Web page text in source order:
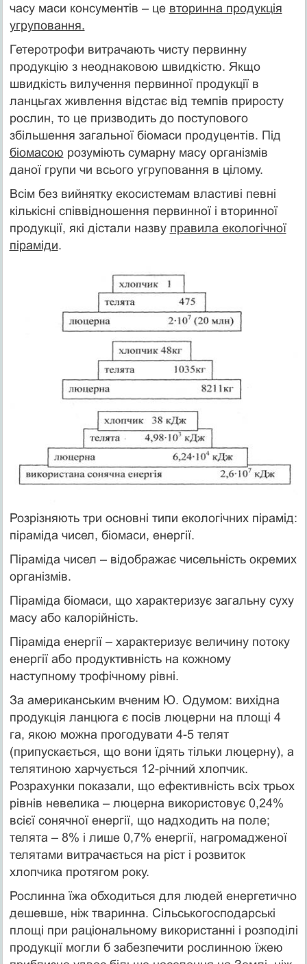
часу маси консументів – це вторинна продукція
угруповання.
Гетеротрофи витрачають чисту первинну
продукцію з неоднаковою швидкістю. Якщо
швидкість вилучення первинної продукції в
ланцьгах живлення відстає від темпів приросту
рослин, то це призводить до поступового
збільшення загальної біомаси продуцентів. Під
біомасою розуміють сумарну масу організмів
даної групи чи всього угруповання в цілому.
Всім без вийнятку екосистемам властиві певні
кількісні співвідношення первинної і вторинної
продукції, які дістали назву правила екологічної
піраміди.
Розрізняють три основні типи екологічних пірамід:
піраміда чисел, біомаси, енергії.
Піраміда чисел – відображає чисельність окремих
організмів.
Піраміда біомаси, що характеризує загальну суху
масу або калорійність.
Піраміда енергії – характеризує величину потоку
енергії або продуктивність на кожному
наступному трофічному рівні.
За американським вченим Ю. Одумом: вихідна
продукція ланцюга є посів люцерни на площі 4
га, якою можна прогодувати 4-5 телят
(припускається, що вони їдять тільки люцерну), а
телятиною харчується 12-річний хлопчик.
Розрахунки показали, що ефективність всіх трьох
рівнів невелика – люцерна використовує 0,24%
всієї сонячної енергії, що надходить на поле;
телята – 8% і лише 0,7% енергії, нагромадженої
телятами витрачається на ріст і розвиток
хлопчика протягом року.
Рослинна їжа обходиться для людей енергетично
дешевше, ніж тваринна. Сільськогосподарські
площі при раціональному використанні і розподілі
продукції могли б забезпечити рослинною їжею